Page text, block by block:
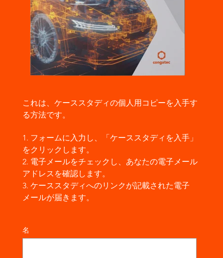
これは、ケーススタディの個人用コピーを入手す
る方法です。
1. フォームに入力し、「ケーススタディを入手」
をクリックします。
2. 電子メールをチェックし、あなたの電子メール
アドレスを確認します。
3. ケーススタディへのリンクが記載された電子
メールが届きます。
名